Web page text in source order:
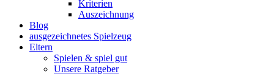
Kriterien
Auszeichnung
Blog
ausgezeichnetes Spielzeug
Eltern
Spielen & spiel gut
Unsere Ratgeber